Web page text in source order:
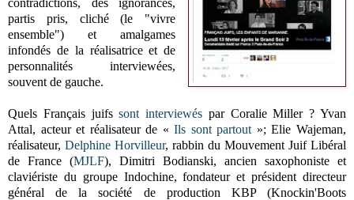
partis pris, cliché (le "vivre
ensemble") et amalgames
infondés de la réalisatrice et de
personnalités interviewées,
souvent de gauche.
Quels Français juifssont interviewés par Coralie Miller ? Yvan
Attal, acteur et réalisateur de «Ils sont partout »; Elie Wajeman,
réalisateur, Delphine Horvilleur, rabbin du Mouvement Juif Libéral
de France (MJLF), Dimitri Bodianski, ancien saxophoniste et
claviériste du groupe Indochine, fondateur et président directeur
général de la société de production KBP (Knockin'Boots